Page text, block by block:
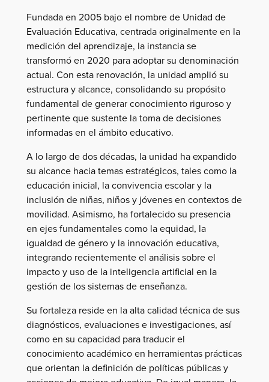
Fundada en 2005 bajo el nombre de Unidad de
Evaluación Educativa, centrada originalmente en la
medición del aprendizaje, la instancia se
transformó en 2020 para adoptar su denominación
actual. Con esta renovación, la unidad amplió su
estructura y alcance, consolidando su propósito
fundamental de generar conocimiento riguroso y
pertinente que sustente la toma de decisiones
informadas en el ámbito educativo.
A lo largo de dos décadas, la unidad ha expandido
su alcance hacia temas estratégicos, tales como la
educación inicial, la convivencia escolar y la
inclusión de niñas, niños y jóvenes en contextos de
movilidad. Asimismo, ha fortalecido su presencia
en ejes fundamentales como la equidad, la
igualdad de género y la innovación educativa,
integrando recientemente el análisis sobre el
impacto y uso de la inteligencia artificial en la
gestión de los sistemas de enseñanza.
Su fortaleza reside en la alta calidad técnica de sus
diagnósticos, evaluaciones e investigaciones, así
como en su capacidad para traducir el
conocimiento académico en herramientas prácticas
que orientan la definición de políticas públicas y